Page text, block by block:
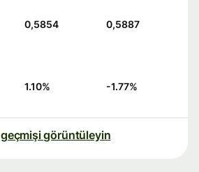
0,5854 0,5887
1.10% -1.77%
görüntüleyin